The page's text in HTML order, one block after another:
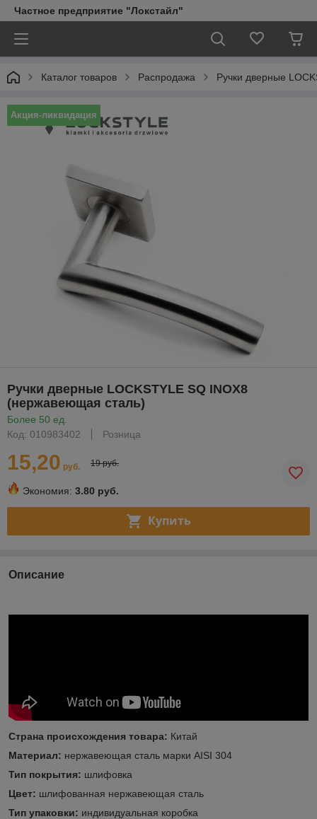
Частное предприятие "Локстайл"
Каталог товаров Распродажа Ручки дверные
Акция-ликвидация
Ручки дверные LOCKSTYLE SQ INOX8
(нержавеющая сталь)
Более 50 ед.
Код: 010983402
Розница
15,20 руб. 19 руб.
Экономия: 3.80 руб.
Купить
Описание
Страна происхождения товара: Китай
Материал: нержавеющая сталь марки AISI 304
Тип покрытия: шлифовка
Цвет: шлифованная нержавеющая сталь
Тип упаковки: индивидуальная коробка